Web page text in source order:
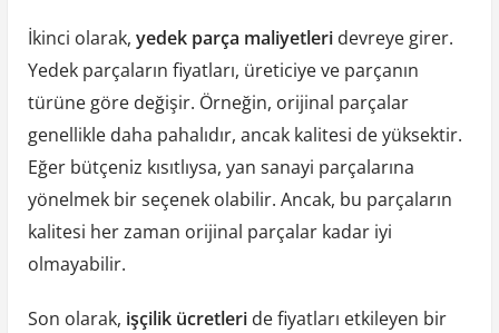
İkinci olarak, yedek parça maliyetleridevreye girer.
Yedek parçaların fiyatları, üreticiye ve parçanın
türüne göre değişir. Örneğin, orijinal parçalar
genellikle daha pahalıdır, ancak kalitesi de yüksektir.
Eğer bütçeniz kısıtlıysa, yan sanayi parçalarına
yönelmek bir seçenek olabilir. Ancak, bu parçaların
kalitesi her zaman orijinal parçalar kadar iyi
olmayabilir.
Son olarak, işçilik ücretleride fiyatları etkileyen bir